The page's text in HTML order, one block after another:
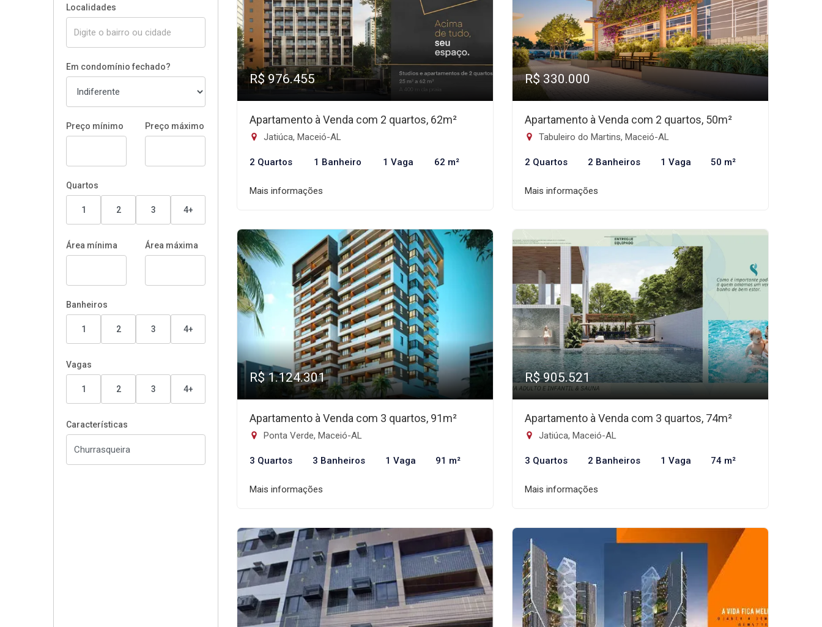
Localidades
Em condomínio fechado?
Preço mínimo Preço máximo
Quartos
1 2 3 4+
Área mínima Área máxima
Banheiros
1 2 3 4+
Vagas
1 2 3 4+
Características
R$ 976.455
Apartamento à Venda com 2 quartos, 62m²
Jatiúca, Maceió-AL
2 Quartos 1 Banheiro 1 Vaga 62 m²
Mais informações
R$ 330.000
Apartamento à Venda com 2 quartos, 50m²
Tabuleiro do Martins, Maceió-AL
2 Quartos 2 Banheiros 1 Vaga 50 m²
Mais informações
R$ 1.124.301
Apartamento à Venda com 3 quartos, 91m²
Ponta Verde, Maceió-AL
3 Quartos 3 Banheiros 1 Vaga 91 m²
Mais informações
R$ 905.521
Apartamento à Venda com 3 quartos, 74m²
Jatiúca, Maceió-AL
3 Quartos 2 Banheiros 1 Vaga 74 m²
Mais informações